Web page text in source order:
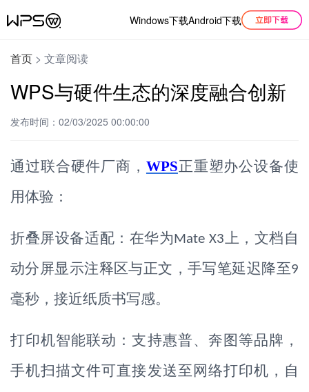
Windows下载Android下载
首页 > 文章阅读
WPS与硬件生态的深度融合创新
发布时间：02/03/2025 00:00:00
通过联合硬件厂商， WPS正重塑办公设备使
用体验：
折叠屏设备适配：在华为 Mate X3上，文档自
动分屏显示注释区与正文，手写笔延迟降至9
毫秒，接近纸质书写感。
打印机智能联动：支持惠普、奔图等品牌，
手机扫描文件可直接发送至网络打印机，自